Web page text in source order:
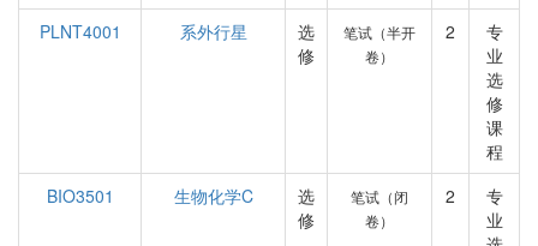
PLNT4001
系外行星
选
修
笔试（半开
卷）
2
专
业
选
修
课
程
BIO3501
生物化学C
选
修
笔试（闭
卷）
2
专
业